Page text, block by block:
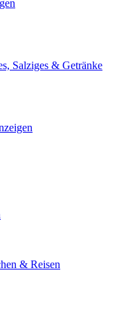
Salziges & Getränke
& Reisen